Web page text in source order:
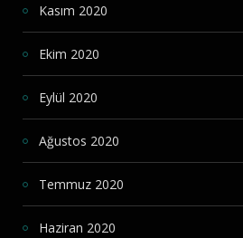
Kasım 2020
Ekim 2020
Eylül 2020
Ağustos 2020
Temmuz 2020
Haziran 2020